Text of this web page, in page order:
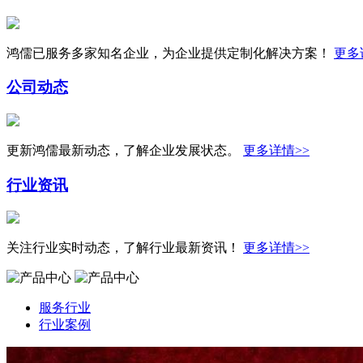
鸿儒已服务多家知名企业，为企业提供定制化解决方案！ 更多
公司动态
更新鸿儒最新动态，了解企业发展状态。 更多详情>>
行业资讯
关注行业实时动态，了解行业最新资讯！ 更多详情>>
服务行业
行业案例